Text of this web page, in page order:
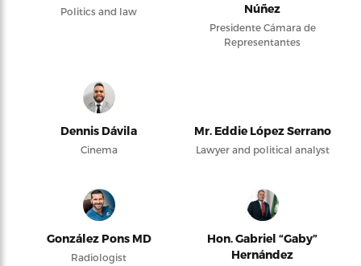
Politics and law
Núñez
Presidente Cámara de
Representantes
Dennis Dávila
Cinema
Mr. Eddie López Serrano
Lawyer and political analyst
González Pons MD
Radiologist
Hon. Gabriel “Gaby”
Hernández